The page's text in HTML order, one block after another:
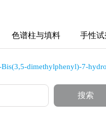
色谱柱与填料 手性试
dimethylphenyl)-7-
搜索